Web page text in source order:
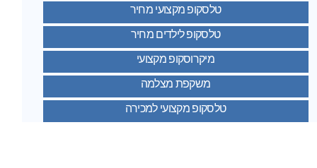
טלסקופ מקצועי מחיר
טלסקופ לילדים מחיר
מיקרוסקופ מקצועי
משקפת מצלמה
טלסקופ מקצועי למכירה